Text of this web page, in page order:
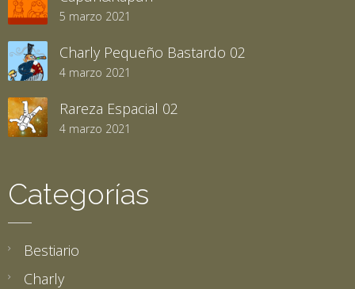
5 marzo 2021
Charly Pequeño Bastardo 02
4 marzo 2021
Rareza Espacial 02
4 marzo 2021
Categorías
Bestiario
Charly